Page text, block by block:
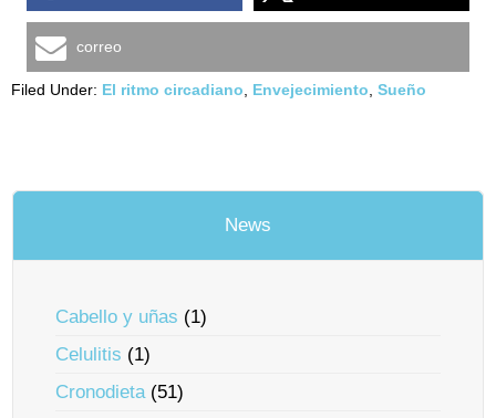
correo
Filed Under: El ritmo circadiano Envejecimiento Sueño
News
Cabello y uñas (1)
Celulitis (1)
Cronodieta(51)